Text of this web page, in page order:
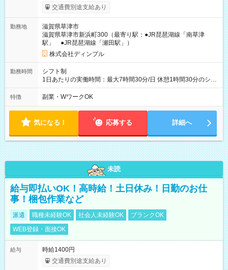
万円以上可＋交通費 ※勤務日数は一例です 【試用期間】試用期
間あり 試用期間の長さ：3ヶ月 雇用形態、給与は本採用時と同
交通費別途支給あり
勤務地
滋賀県草津市
滋賀県草津市新浜町300（最寄り駅：●JR琵琶湖線「南草津
駅」 ●JR琵琶湖線「瀬田駅」）
株式会社ディンプル
勤務時間
シフト制
1日あたりの実働時間：最大7時間30分/日 休憩1時間30分のシフ
ト制 ＜シフト例＞ 9：20～18：20 10：20～19：20 11：20～
20：20 12：30～21：30 ＜残業ほぼなし♪＞ 残業はあっても月1
両立しやすい☆
特徴 副業・WワークOK
気になる！ 応募する 詳細へ
未読
給与即払いOK！高時給！土日休み！日勤のお仕
事！梱包作業など
派遣 職種未経験OK 社会人未経験OK
ブランクOK
WEB登録・面接OK
給与
時給1400円
交通費別途支給あり